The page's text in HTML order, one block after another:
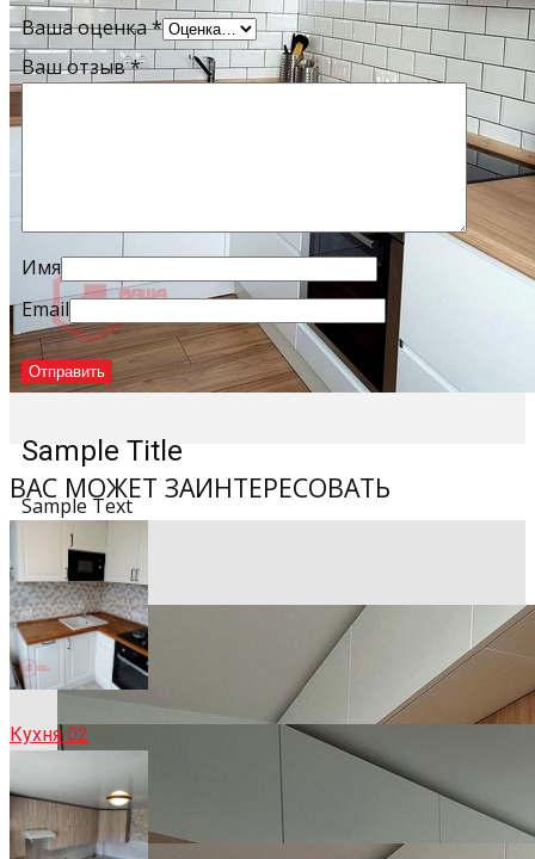
Sample Title
Sample Text
Ваша оценка*
Ваш отзыв*
Имя
Email
ВАС МОЖЕТ ЗАИНТЕРЕСОВАТЬ
Кухня 02